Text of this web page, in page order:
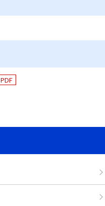
PDF